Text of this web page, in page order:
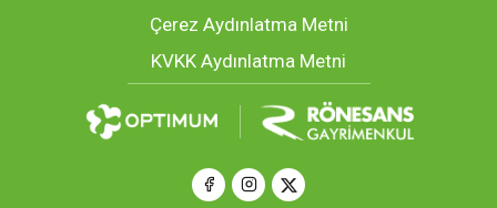
Çerez Aydınlatma Metni
KVKK Aydınlatma Metni